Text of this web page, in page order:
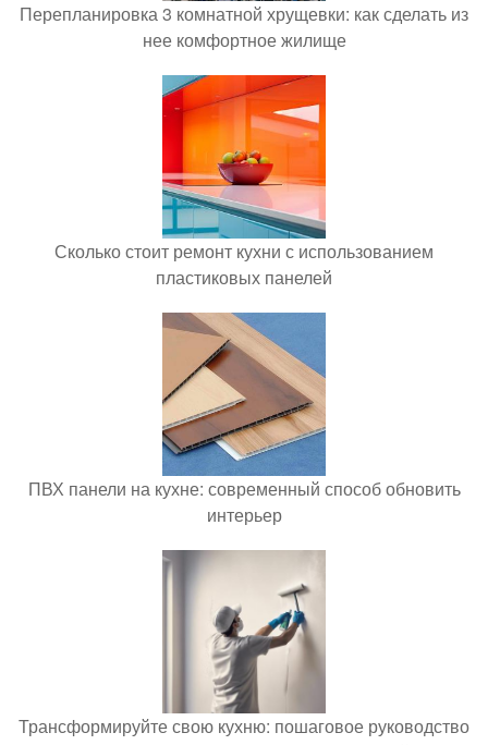
Перепланировка 3 комнатной хрущевки: как сделать из
нее комфортное жилище
Сколько стоит ремонт кухни с использованием
пластиковых панелей
ПВХ панели на кухне: современный способ обновить
интерьер
Трансформируйте свою кухню: пошаговое руководство